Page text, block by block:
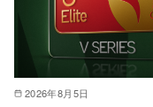
2026年8月5日